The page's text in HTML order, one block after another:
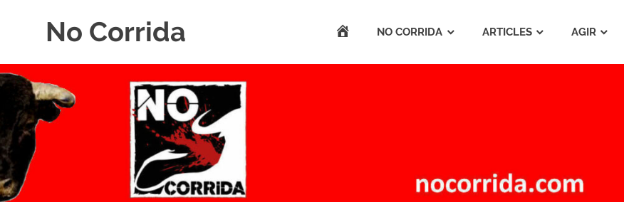
No Corrida
la
corrida
ACCUEILNO CORRIDA ARTICLES AGIR